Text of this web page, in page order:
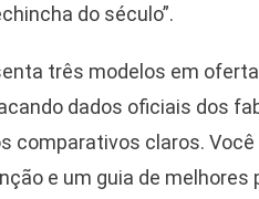
do século”.
três modelos em
dados oficiais dos
comparativos claros.
e um guia de